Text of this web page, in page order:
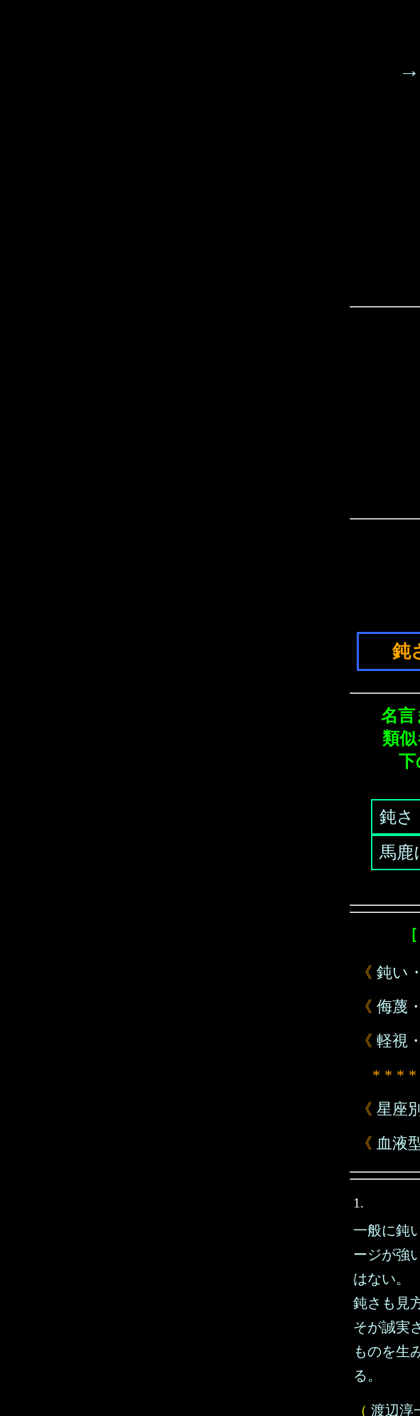
→
鈍
名言
類
下
鈍さ
馬鹿
《 鈍い
《 侮蔑
《 軽視
* * * *
《 星座
《 血液
1.
一般に鈍
ージが強
はない。
鈍さも見
そが誠実
ものを生
る。
（ 渡辺淳